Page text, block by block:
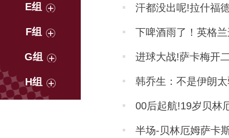
E组
F组
G组
H组
汗都没出呢!拉什福
下啤酒雨了！英格
进球大战!萨卡梅开
韩乔生：不是伊朗
00后起航!19岁贝林
半场-贝林厄姆萨卡